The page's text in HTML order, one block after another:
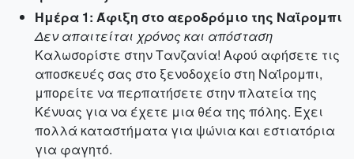
Ημέρα 1: Άφιξη στο αεροδρόμιο της Ναΐρομπι
Δεν απαιτείται χρόνος και απόσταση
Καλωσορίστε στην Τανζανία! Αφού αφήσετε τις
αποσκευές σας στο ξενοδοχείο στη Ναΐρομπι,
μπορείτε να περπατήσετε στην πλατεία της
Κένυας για να έχετε μια θέα της πόλης. Έχει
πολλά καταστήματα για ψώνια και εστιατόρια
για φαγητό.